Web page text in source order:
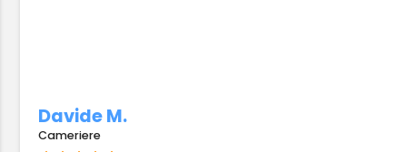
Davide M.
Cameriere